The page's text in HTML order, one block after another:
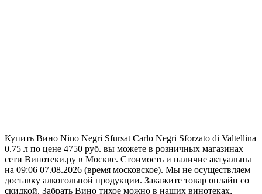
Купить Вино Nino Negri Sfursat Carlo Negri Sforzato di Valtellina
0.75 л по цене 4750 руб. вы можете в розничных магазинах
сети Винотеки.ру в Москве. Стоимость и наличие актуальны
на 09:06 07.08.2026 (время московское). Мы не осуществляем
доставку алкогольной продукции. Закажите товар онлайн со
скидкой. Забрать Вино тихое можно в наших винотеках,